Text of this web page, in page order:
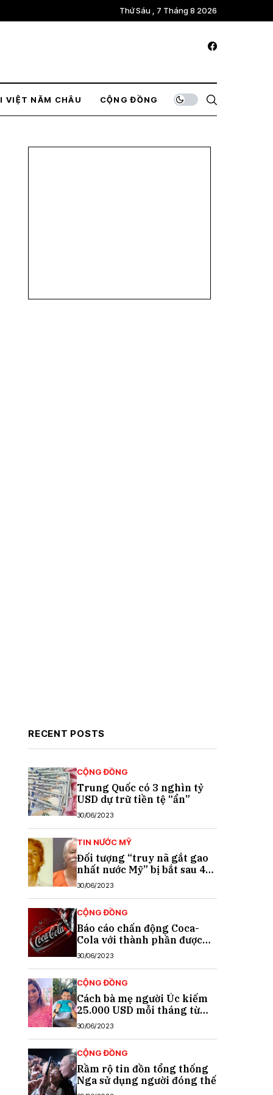
Thứ Sáu , 7 Tháng 8 2026
VIỆT NĂM CHÂU CỘNG ĐỒNG
RECENT POSTS
CỘNG ĐỒNG
Trung Quốc có 3 nghìn tỷ
USD dự trữ tiền tệ “ẩn”
30/06/2023
TIN NƯỚC MỸ
Đối tượng “truy nã gắt gao
nhất nước Mỹ” bị bắt sau 40
năm trốn chạy
30/06/2023
CỘNG ĐỒNG
Báo cáo chấn động Coca-
Cola với thành phần được
cho là chất gây ung thư
30/06/2023
CỘNG ĐỒNG
Cách bà mẹ người Úc kiếm
25.000 USD mỗi tháng từ
TikTok
30/06/2023
CỘNG ĐỒNG
Rầm rộ tin đồn tổng thống
Nga sử dụng người đóng thế